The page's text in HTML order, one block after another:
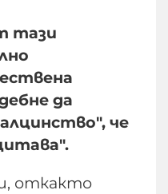
тази
да
че
откакто